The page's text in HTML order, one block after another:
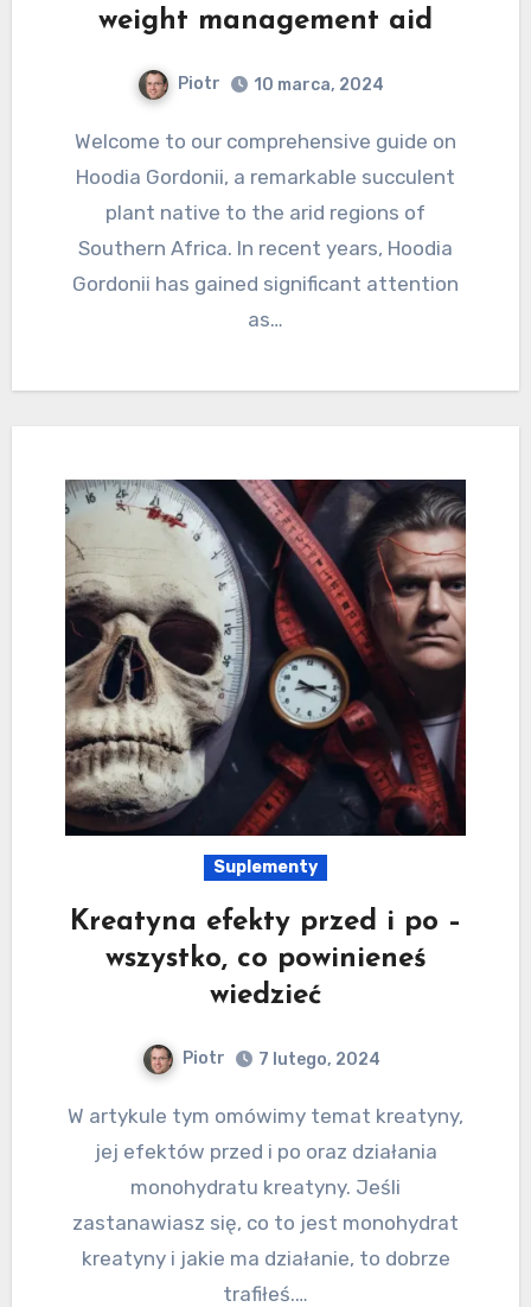
weight management aid
Piotr 10 marca, 2024
Welcome to our comprehensive guide on
Hoodia Gordonii, a remarkable succulent
plant native to the arid regions of
Southern Africa. In recent years, Hoodia
Gordonii has gained significant attention
as…
Suplementy
Kreatyna efekty przed i po –
wszystko, co powinieneś
wiedzieć
Piotr 7 lutego, 2024
W artykule tym omówimy temat kreatyny,
jej efektów przed i po oraz działania
monohydratu kreatyny. Jeśli
zastanawiasz się, co to jest monohydrat
kreatyny i jakie ma działanie, to dobrze
trafiłeś.…